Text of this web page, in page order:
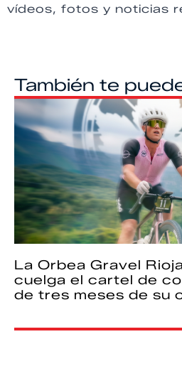
vídeos, fotos y noticias
También te
La Orbea Gravel
cuelga el cartel de
de tres meses de su